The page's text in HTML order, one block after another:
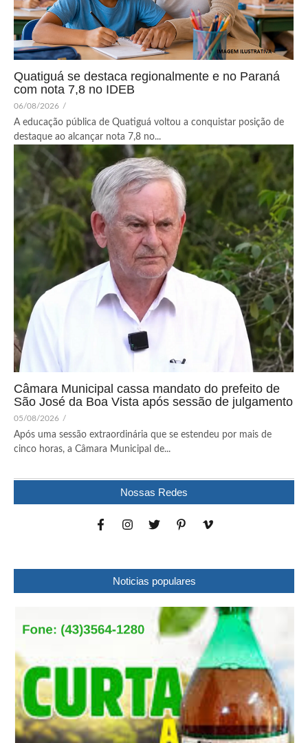
Quatiguá se destaca regionalmente e no Paraná
com nota 7,8 no IDEB
06/08/2026 /
A educação pública de Quatiguá voltou a conquistar posição de
destaque ao alcançar nota 7,8 no...
Câmara Municipal cassa mandato do prefeito de
São José da Boa Vista após sessão de julgamento
05/08/2026 /
Após uma sessão extraordinária que se estendeu por mais de
cinco horas, a Câmara Municipal de...
Nossas Redes
Noticias populares